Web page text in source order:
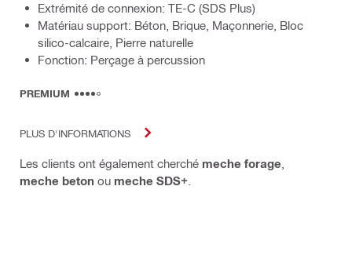
Extrémité de connexion: TE-C (SDS Plus)
Matériau support: Béton, Brique, Maçonnerie, Bloc
silico-calcaire, Pierre naturelle
Fonction: Perçage à percussion
PREMIUM
PLUS D'INFORMATIONS
Les clients ont également cherché meche forage
meche beton ou meche SDS+